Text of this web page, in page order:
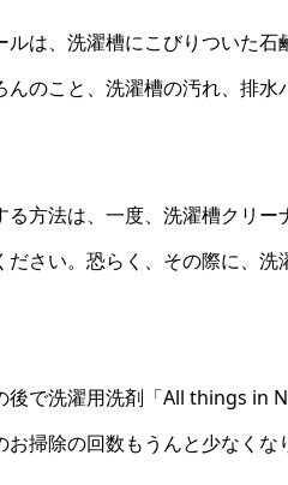
ルは、洗濯槽にこびりついた
んのこと、洗濯槽の汚れ、排
る方法は、一度、洗濯槽クリ
ださい。恐らく、その際に、
後で洗濯用洗剤「All things in
お掃除の回数もうんと少なくな